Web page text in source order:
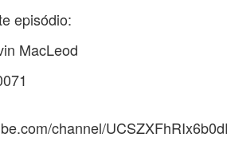
episódio:
MacLeod
channel/